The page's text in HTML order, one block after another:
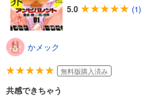
5.0
(1)
かメック
無料版購入済み
共感できちゃう